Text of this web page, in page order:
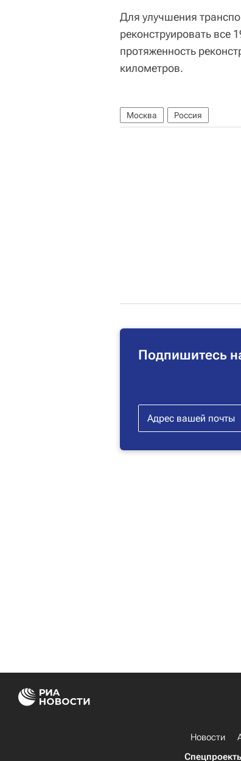
Для улучшения
реконструировать
протяженность
километров.
Москва Россия
Подпишитесь
Новости